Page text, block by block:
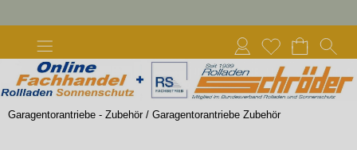
Garagentorantriebe - Zubehör / Garagentorantriebe Zubehör